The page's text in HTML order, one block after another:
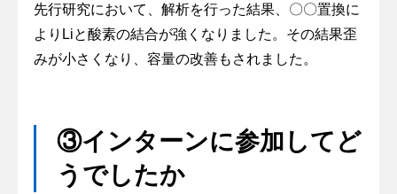
先行研究において、解析を行った結果、〇〇置換に
よりLiと酸素の結合が強くなりました。その結果歪
みが小さくなり、容量の改善もされました。
③インターンに参加してど
うでしたか